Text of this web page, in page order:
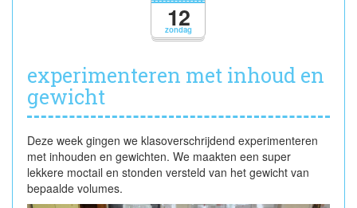
zondag
12
experimenteren met inhoud en
gewicht
Deze week gingen we klasoverschrijdend experimenteren
met inhouden en gewichten. We maakten een super
lekkere moctail en stonden versteld van het gewicht van
bepaalde volumes.